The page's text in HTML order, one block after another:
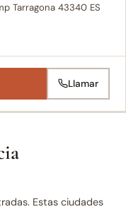
Tarragona 43340 ES
Llamar
Estas ciudades